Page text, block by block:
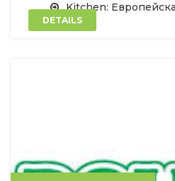
Kitchen:
DETAILS